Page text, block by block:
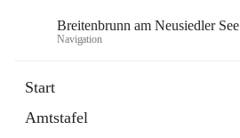
Breitenbrunn am Neusiedler See
Navigation
Start
Amtstafel